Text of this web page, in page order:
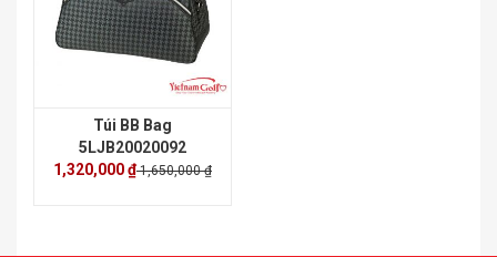
Túi BB Bag
5LJB20020092
1,320,000 ₫1,650,000 ₫